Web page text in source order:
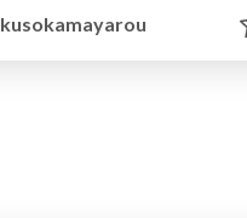
kusokamayarou